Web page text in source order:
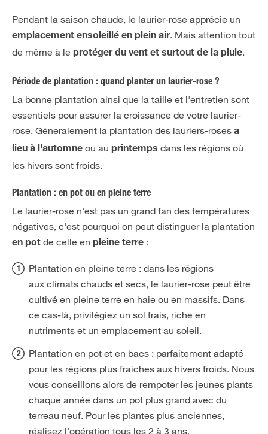
Pendant la saison chaude, le laurier-rose apprécie un
emplacement ensoleillé en plein air. Mais attention tout
de même à le protéger du vent et surtout de la pluie.
Période de plantation : quand planter un laurier-rose ?
La bonne plantation ainsi que la taille et l'entretien sont
essentiels pour assurer la croissance de votre laurier-
rose. Géneralement la plantation des lauriers-roses a
lieu à l'automne ou au printemps dans les régions où
les hivers sont froids.
Plantation : en pot ou en pleine terre
Le laurier-rose n'est pas un grand fan des températures
négatives, c'est pourquoi on peut distinguer la plantation
en pot de celle en pleine terre :
Plantation en pleine terre : dans les régions
aux climats chauds et secs, le laurier-rose peut être
cultivé en pleine terre en haie ou en massifs. Dans
ce cas-là, privilégiez un sol frais, riche en
nutriments et un emplacement au soleil.
Plantation en pot et en bacs : parfaitement adapté
pour les régions plus fraiches aux hivers froids. Nous
vous conseillons alors de rempoter les jeunes plants
chaque année dans un pot plus grand avec du
terreau neuf. Pour les plantes plus anciennes,
réalisez l'opération tous les 2 à 3 ans.